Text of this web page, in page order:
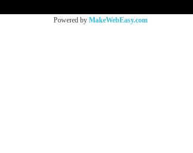
Powered by MakeWebEasy.com